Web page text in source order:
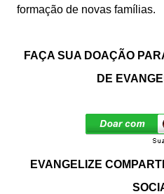
formação de novas famílias.
FAÇA SUA DOAÇÃO
DE
EVANGELIZE